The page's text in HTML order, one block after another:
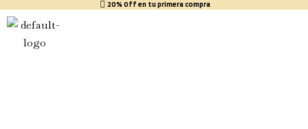
20% Off en tu primera compra